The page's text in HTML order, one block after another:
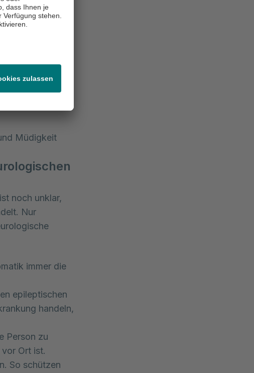
ein
beim
erklärt
Müdigkeit
noch unklar,
Nur
immer die
epileptischen
handeln,
Person zu
Ort ist.
So schützen